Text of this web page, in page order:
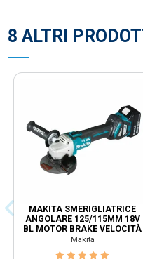
8 ALTRI
MAKITA SMERIGLIATRICE
ANGOLARE 125/115MM 18V
BL MOTOR BRAKE VELOCITÀ
VARIABILE DGA513RTJ
Makita